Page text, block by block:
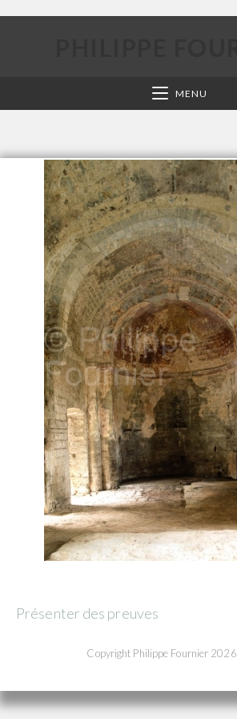
MENU
Présenter des preuves
Copyright Philippe Fournier 2026